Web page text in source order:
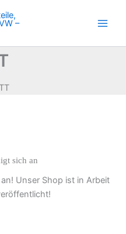
sich an
Unser Shop ist in Arbeit